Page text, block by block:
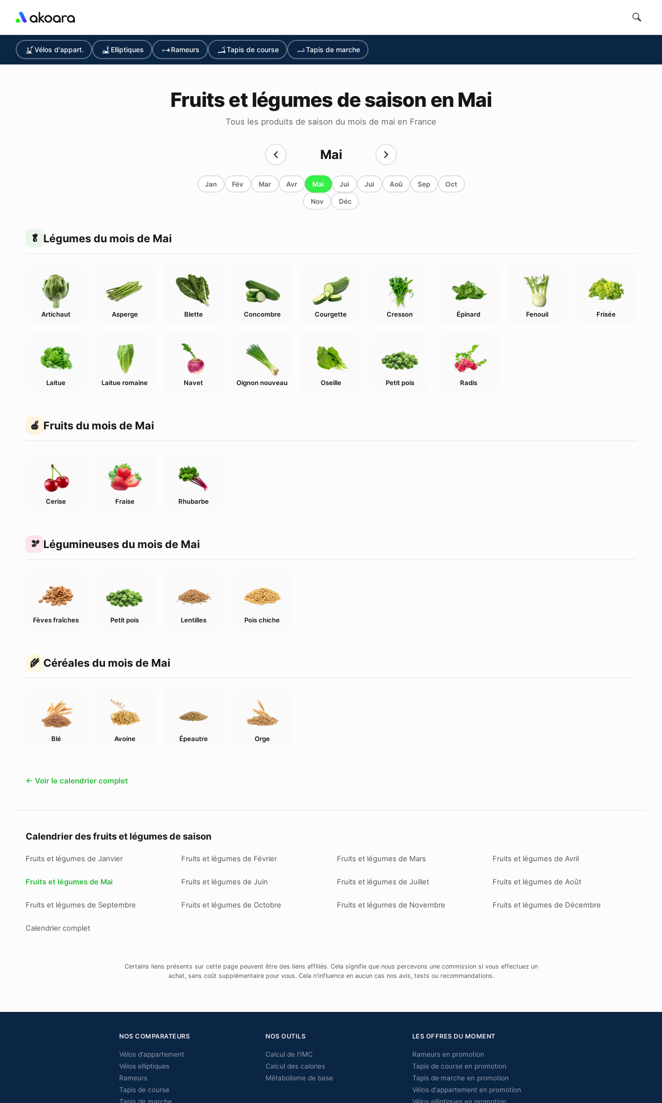
Vélos d'appart. Elliptiques Rameurs Tapis de course Tapis de marche
Fruits et légumes de saison en Mai
Tous les produits de saison du mois de mai en France
Mai
Jan Fév Mar Avr Mai Jui Jui Aoû Sep Oct
Nov Déc
Légumes du mois de Mai
Artichaut Asperge Blette Concombre Courgette Cresson Épinard Fenouil Frisée
Laitue Laitue romaine Navet Oignon nouveau Oseille Petit pois Radis
Fruits du mois de Mai
Cerise Fraise Rhubarbe
Légumineuses du mois de Mai
Fèves fraîches Petit pois Lentilles Pois chiche
Céréales du mois de Mai
Blé Avoine Épeautre Orge
← Voir le calendrier complet
Calendrier des fruits et légumes de saison
Fruits et légumes de Janvier Fruits et légumes de Février Fruits et légumes de Mars Fruits et légumes de Avril
Fruits et légumes de Mai Fruits et légumes de Juin Fruits et légumes de Juillet Fruits et légumes de Août
Fruits et légumes de Septembre Fruits et légumes de Octobre Fruits et légumes de Novembre Fruits et légumes de Décembre
Calendrier complet
Certains liens présents sur cette page peuvent être des liens affiliés. Cela signifie que nous percevons une commission si vous effectuez un
achat, sans coût supplémentaire pour vous. Cela n'influence en aucun cas nos avis, tests ou recommandations.
NOS COMPARATEURS
Vélos d'appartement
Vélos elliptiques
Rameurs
Tapis de course
Tapis de marche
NOS OUTILS
Calcul de l'IMC
Calcul des calories
Métabolisme de base
LES OFFRES DU MOMENT
Rameurs en promotion
Tapis de course en promotion
Tapis de marche en promotion
Vélos d'appartement en promotion
Vélos elliptiques en promotion